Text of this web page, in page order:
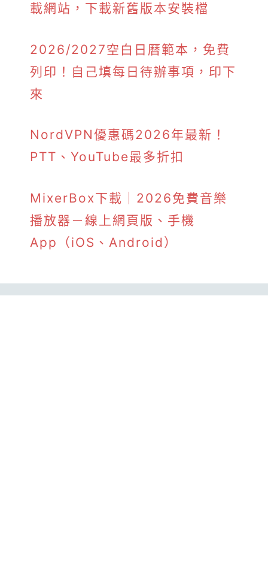
載網站，下載新舊版本安裝檔
2026/2027空白日曆範本，免費
列印！自己填每日待辦事項，印下
來
NordVPN優惠碼2026年最新！
PTT、YouTube最多折扣
MixerBox下載｜2026免費音樂
播放器－線上網頁版、手機
App（iOS、Android）